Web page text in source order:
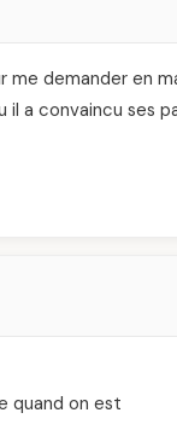
me demander en
a convaincu ses
quand on est